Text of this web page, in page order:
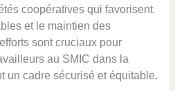
coopératives qui favorisent
et le maintien des
sont cruciaux pour
au SMIC dans la
un cadre sécurisé et équitable.